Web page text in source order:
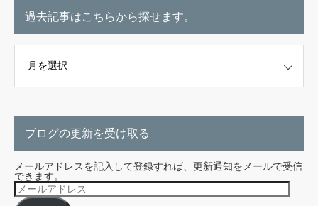
過去記事はこちらから探せます。
ブログの更新を受け取る
メールアドレスを記入して登録すれば、更新通知をメールで受信
できます。
メ
ー